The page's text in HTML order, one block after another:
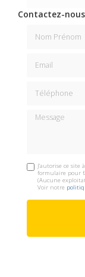
Contactez-
Message
J'autorise ce site
formulaire pour
(Aucune
Voir notre